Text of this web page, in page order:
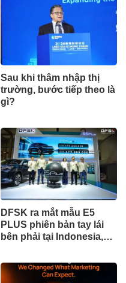
Sau khi thâm nhập thị
trường, bước tiếp theo là
gì?
DFSK ra mắt mẫu E5
PLUS phiên bản tay lái
bên phải tại Indonesia,
trong hành trình mở rộng
toàn cầu